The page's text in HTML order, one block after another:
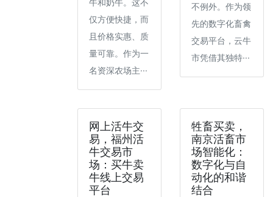
仅方便快捷，而
且价格实惠、质
量可靠。作为一
名资深农场主···
不例外。作为领
先的数字化畜禽
交易平台，云牛
市凭借其独特···
网上活牛交
易，福州活
牛交易市
场：买牛卖
牛线上交易
平台
牲畜买卖，
南京活畜市
场智能化：
数字化与自
动化的和谐
结合